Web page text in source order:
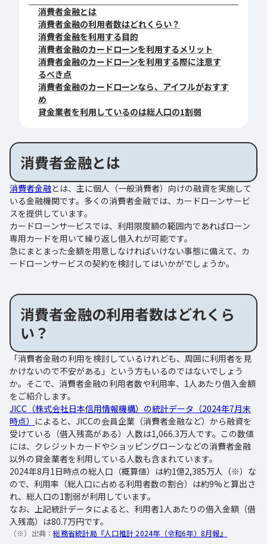
消費者金融とは
消費者金融の利用者数はどれくらい？
消費者金融を利用する目的
消費者金融のカードローンを利用するメリット
消費者金融のカードローンを利用する際に注意す
るべき点
消費者金融のカードローンなら、アイフルがおすす
め
貸金業者を利用しているのは総人口の1割弱
消費者金融とは
消費者金融とは、主に個人（一般消費者）向けの融資を実施して
いる金融機関です。多くの消費者金融では、カードローンサービ
スを提供しています。
カードローンサービスでは、利用限度額の範囲内であればローン
専用カードを用いて繰り返し借入れが可能です。
急にまとまった金額を用意しなければいけない事態に備えて、カ
ードローンサービスの契約を検討してはいかがでしょうか。
消費者金融の利用者数はどれくら
い？
「消費者金融の利用を検討しているけれども、周囲に利用者を見
かけないので不安がある」という方もいるのではないでしょう
か。そこで、消費者金融の利用者数や利用率、1人あたり借入金額
をご紹介します。
JICC（株式会社日本信用情報機構）の統計データ（2024年7月末
時点） によると、JICCの会員企業（消費者金融など）から融資を
受けている（借入残高がある）人数は1,066.3万人です。この数値
には、クレジットカードやショッピングローンなどの消費者金融
以外の貸金業者を利用している人数も含まれています。
2024年8月1日時点の総人口（概算値）は約1億2,385万人（※）な
ので、利用率（総人口に占める利用者数の割合）は約9%と算出さ
れ、総人口の1割弱が利用しています。
なお、上記統計データによると、利用者1人あたりの借入金額（借
入残高）は80.7万円です。
（※）出典：総務省統計局『人口推計 2024年（令和6年）8月報』